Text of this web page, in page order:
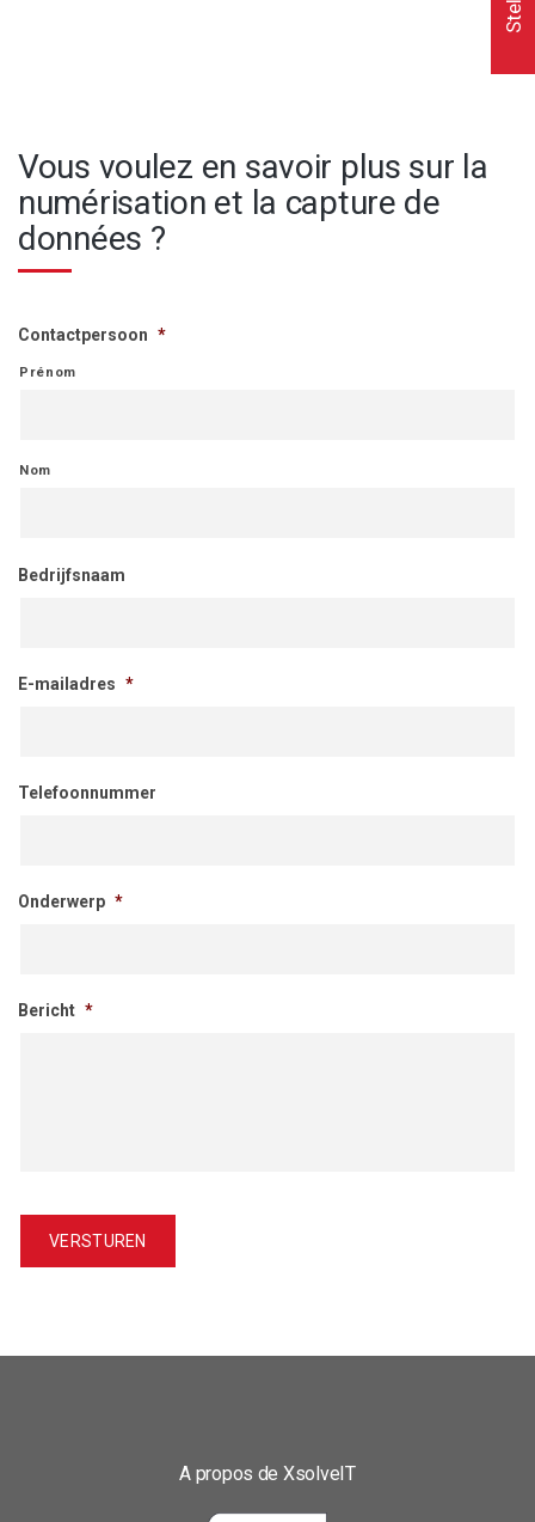
Vous voulez en savoir plus sur la
numérisation et la capture de
données ?
Contactpersoon *
Prénom
Nom
Bedrijfsnaam
E-mailadres *
Telefoonnummer
Onderwerp *
Bericht *
A propos de XsolveIT